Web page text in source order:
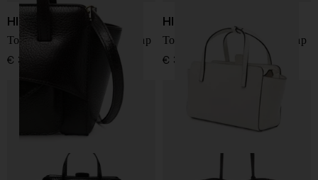
HIDESINS
Tote Bag in pelle piccola Flap
€ 390,00
HIDESINS
Tote Bag in pelle piccola Flap
€ 390,00